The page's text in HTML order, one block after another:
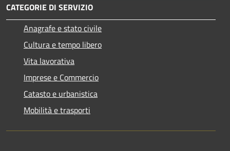
CATEGORIE DI SERVIZIO
Anagrafe e stato civile
Cultura e tempo libero
Vita lavorativa
Imprese e Commercio
Catasto e urbanistica
Mobilità e trasporti